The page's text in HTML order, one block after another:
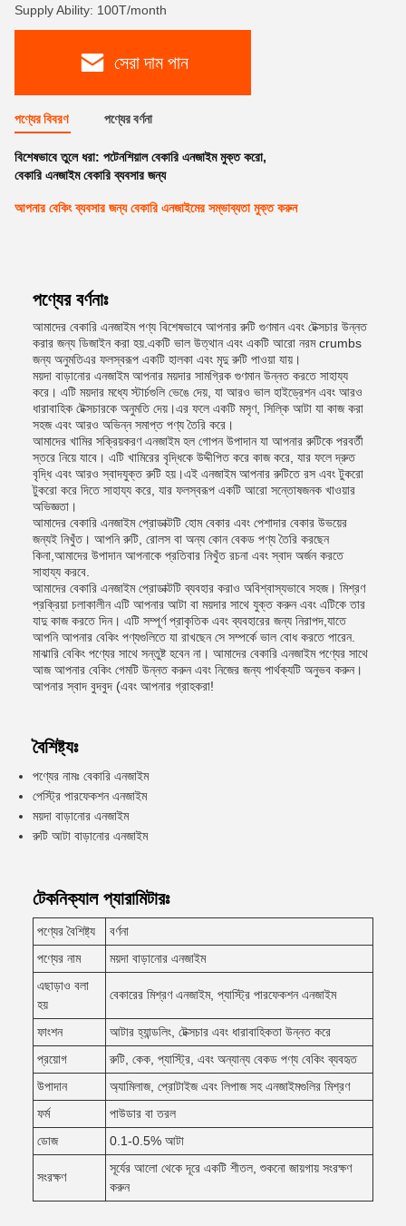
Supply Ability: 100T/month
সেরা দাম পান
পণ্যের বিবরণ পণ্যের বর্ণনা
বিশেষভাবে তুলে ধরা: পটেনশিয়াল বেকারি এনজাইম মুক্ত করো,
বেকারি এনজাইম বেকারি ব্যবসার জন্য
আপনার বেকিং ব্যবসার জন্য বেকারি এনজাইমের সম্ভাব্যতা মুক্ত করুন
পণ্যের বর্ণনাঃ
আমাদের বেকারি এনজাইম পণ্য বিশেষভাবে আপনার রুটি গুণমান এবং টেক্সচার উন্নত
করার জন্য ডিজাইন করা হয়.একটি ভাল উত্থান এবং একটি আরো নরম crumbs
জন্য অনুমতিএর ফলস্বরূপ একটি হালকা এবং মৃদু রুটি পাওয়া যায়।
ময়দা বাড়ানোর এনজাইম আপনার ময়দার সামগ্রিক গুণমান উন্নত করতে সাহায্য
করে। এটি ময়দার মধ্যে স্টার্চগুলি ভেঙে দেয়, যা আরও ভাল হাইড্রেশন এবং আরও
ধারাবাহিক টেক্সচারকে অনুমতি দেয়।এর ফলে একটি মসৃণ, সিল্কি আটা যা কাজ করা
সহজ এবং আরও অভিন্ন সমাপ্ত পণ্য তৈরি করে।
আমাদের খামির সক্রিয়করণ এনজাইম হল গোপন উপাদান যা আপনার রুটিকে পরবর্তী
স্তরে নিয়ে যাবে। এটি খামিরের বৃদ্ধিকে উদ্দীপিত করে কাজ করে, যার ফলে দ্রুত
বৃদ্ধি এবং আরও স্বাদযুক্ত রুটি হয়।এই এনজাইম আপনার রুটিতে রস এবং টুকরো
টুকরো করে দিতে সাহায্য করে, যার ফলস্বরূপ একটি আরো সন্তোষজনক খাওয়ার
অভিজ্ঞতা।
আমাদের বেকারি এনজাইম প্রোডাক্টটি হোম বেকার এবং পেশাদার বেকার উভয়ের
জন্যই নিখুঁত। আপনি রুটি, রোলস বা অন্য কোন বেকড পণ্য তৈরি করছেন
কিনা,আমাদের উপাদান আপনাকে প্রতিবার নিখুঁত রচনা এবং স্বাদ অর্জন করতে
সাহায্য করবে.
আমাদের বেকারি এনজাইম প্রোডাক্টটি ব্যবহার করাও অবিশ্বাস্যভাবে সহজ। মিশ্রণ
প্রক্রিয়া চলাকালীন এটি আপনার আটা বা ময়দার সাথে যুক্ত করুন এবং এটিকে তার
যাদু কাজ করতে দিন। এটি সম্পূর্ণ প্রাকৃতিক এবং ব্যবহারের জন্য নিরাপদ,যাতে
আপনি আপনার বেকিং পণ্যগুলিতে যা রাখছেন সে সম্পর্কে ভাল বোধ করতে পারেন.
মাঝারি বেকিং পণ্যের সাথে সন্তুষ্ট হবেন না। আমাদের বেকারি এনজাইম পণ্যের সাথে
আজ আপনার বেকিং গেমটি উন্নত করুন এবং নিজের জন্য পার্থক্যটি অনুভব করুন।
আপনার স্বাদ বুদবুদ (এবং আপনার গ্রাহকরা!
বৈশিষ্ট্যঃ
পণ্যের নামঃ বেকারি এনজাইম
পেস্ট্রি পারফেকশন এনজাইম
ময়দা বাড়ানোর এনজাইম
রুটি আটা বাড়ানোর এনজাইম
টেকনিক্যাল প্যারামিটারঃ
পণ্যের বৈশিষ্ট্য
বর্ণনা
পণ্যের নাম
ময়দা বাড়ানোর এনজাইম
এছাড়াও বলা
হয়
বেকারের মিশ্রণ এনজাইম, প্যাস্ট্রি পারফেকশন এনজাইম
ফাংশন
আটার হ্যান্ডলিং, টেক্সচার এবং ধারাবাহিকতা উন্নত করে
প্রয়োগ
রুটি, কেক, প্যাস্ট্রি, এবং অন্যান্য বেকড পণ্য বেকিং ব্যবহৃত
উপাদান
অ্যামিলাজ, প্রোটাইজ এবং লিপাজ সহ এনজাইমগুলির মিশ্রণ
ফর্ম
পাউডার বা তরল
ডোজ
0.1-0.5% আটা
সংরক্ষণ
সূর্যের আলো থেকে দূরে একটি শীতল, শুকনো জায়গায় সংরক্ষণ
করুন